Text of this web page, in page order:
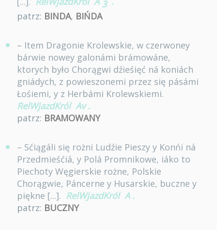
3
patrz: BINDA, BIŃDA
– Item Dragonie Krolewskie, w czerwoney
bárwie nowey galonámi brámowáne,
ktorych było Chorągwi dźieśięć ná koniách
gniádych, z powieszonemi przez się pásámi
Łośiemi, y z Herbámi Krolewskiemi.
RelWjazdKról Av .
patrz: BRAMOWANY
– Sćiągáli się rożni Ludźie Pieszy y Konńi ná
Przedmieśćiá, y Polá Promnikowe, iáko to
Piechoty Węgierskie rożne, Polskie
Chorągwie, Páncerne y Husarskie, buczne y
piękne [...]. RelWjazdKról A .
patrz: BUCZNY